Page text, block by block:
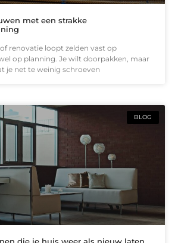
met een strakke
renovatie loopt zelden vast op
op planning. Je wilt doorpakken, maar
je net te weinig schroeven
BLOG